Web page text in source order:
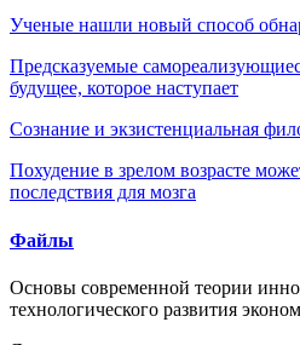
Ученые нашли новый способ
Предсказуемые
будущее, которое наступает
Сознание и экзистенциальная
Похудение в зрелом возрасте
последствия для мозга
Файлы
Основы современной теории
технологического развития